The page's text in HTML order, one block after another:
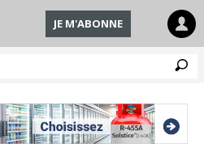
JE M'ABONNE